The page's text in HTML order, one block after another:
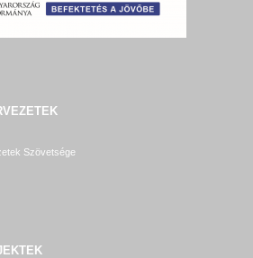
Szövetsége